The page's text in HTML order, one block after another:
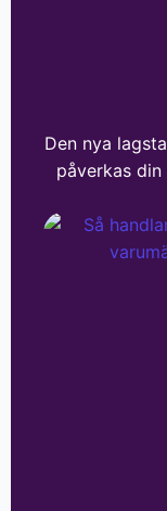
Den nya
påverkas